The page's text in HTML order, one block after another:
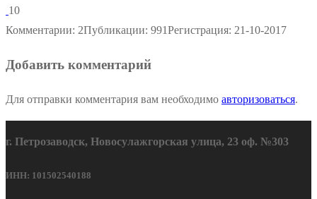
10
Комментарии: 2Публикации: 991Регистрация: 21-10-2017
Добавить комментарий
Для отправки комментария вам необходимо авторизоваться.
г. Петрозаводск, Новосулажгорская улица, 23 оф. №303
ИНН: 101502540188